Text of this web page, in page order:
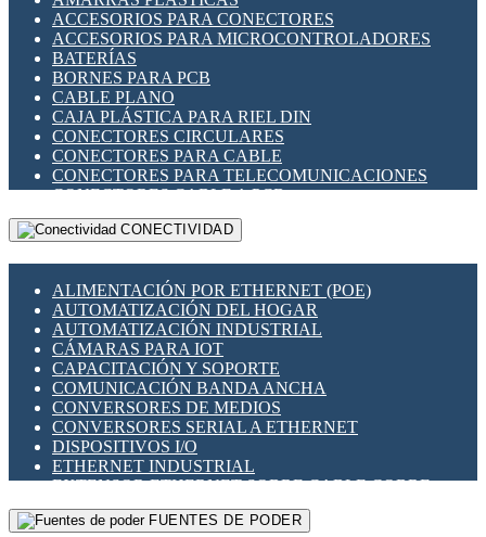
INDICADORES PARA PANEL
INTERFACES DE RELÉ
INTERRUPTORES FIN DE CARRERA
LLAVES CONMUTADORAS
MEDIDORES DE ENERGÍA Y TC'S DE CORRIENTE
MOTORES PASO A PASO
PANTALLAS HMI
PLC -CONTROLADORES LÓGICO PROGRAMABLES
PROGRAMADORES DE HORARIO
RELÉS DE PROTECCIÓN
SENSORES CAPACITIVOS
SENSORES INDUCTIVOS
TEMPORIZADORES
VARIACS
VARIADORES DE FRECUENCIA [VDF]
SECCIONADORES - INTERRUPTORES
MAQUINARIA
ACCESORIOS PARA CONECTORES
ACCESORIOS PARA MICROCONTROLADORES
BATERÍAS
BORNES PARA PCB
CABLE PLANO
CAJA PLÁSTICA PARA RIEL DIN
CONECTORES CIRCULARES
CONECTORES PARA CABLE
CONECTORES PARA TELECOMUNICACIONES
CONECTORES CABLE A PCB
CONECTORES PCB A CABLE
DIP SWITCHES
HERRAMIENTAS VARIAS
ILUMINACIÓN LED
INTERRUPTORES REED
INTERFACES DE RELÉ
OTROS RELÉS
PROTECCIÓN TÉRMICA
RELÉS AUTOMOTRICES
RELÉS DE SEÑAL
RELÉS DE ESTADO SÓLIDO SSR
RELÉS INDUSTRIALES
RELÉS MINIATURA DE POTENCIA
SENSORES MAGNÉTICOS
CONECTIVIDAD
ALIMENTACIÓN POR ETHERNET (POE)
AUTOMATIZACIÓN DEL HOGAR
AUTOMATIZACIÓN INDUSTRIAL
CÁMARAS PARA IOT
CAPACITACIÓN Y SOPORTE
COMUNICACIÓN BANDA ANCHA
CONVERSORES DE MEDIOS
CONVERSORES SERIAL A ETHERNET
DISPOSITIVOS I/O
ETHERNET INDUSTRIAL
EXTENSOR ETHERNET SOBRE CABLE COBRE
GATEWAY LORAWAN
GESTIÓN DE REDESFUENTES DE PODER